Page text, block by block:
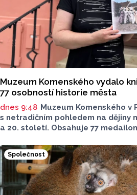
Muzeum Komenského vydalo
77 osobností historie města
dnes 9:48 Muzeum Komenského v
s netradičním pohledem na dějiny
a 20. století. Obsahuje 77
jsou doplněny dobovými snímky.
Šárky Krákorové Pajůrkové tomu
pátrání po jejich osudech. Kniha
letošního 770. výročí povýšení
sdělila ČTK mluvčí radnice Lenka
Společnost